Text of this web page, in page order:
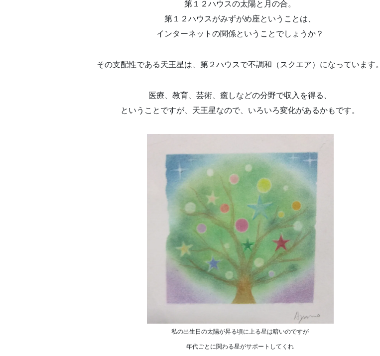
第１２ハウスの太陽と月の合。
第１２ハウスがみずがめ座ということは、
インターネットの関係ということでしょうか？
その支配性である天王星は、第２ハウスで不調和（スクエア）になっています。
医療、教育、芸術、癒しなどの分野で収入を得る、
ということですが、天王星なので、いろいろ変化があるかもです。
私の出生日の太陽が昇る頃に上る星は暗いのですが
年代ごとに関わる星がサポートしてくれ